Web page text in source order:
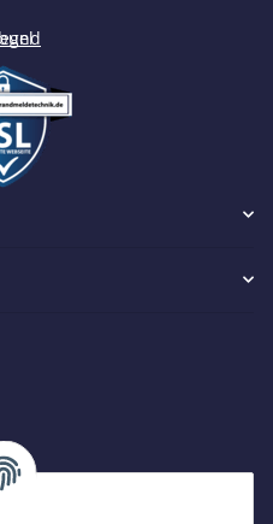
Sie da
984969 - 0
Mo–Fr 8:30–17:00 Uhr